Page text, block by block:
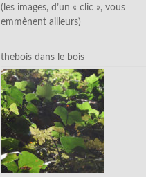
(les images, d’un « clic », vous
emmènent ailleurs)
thebois dans le bois